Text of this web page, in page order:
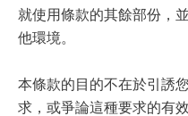
就使用條款的其餘部份，
他環境。
本條款的目的不在於引誘
求，或爭論這種要求的有